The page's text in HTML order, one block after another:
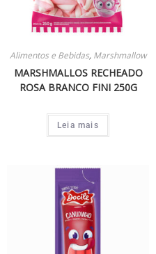
Alimentos e Bebidas, Marshmallow
MARSHMALLOS RECHEADO
ROSA BRANCO FINI 250G
Leia mais